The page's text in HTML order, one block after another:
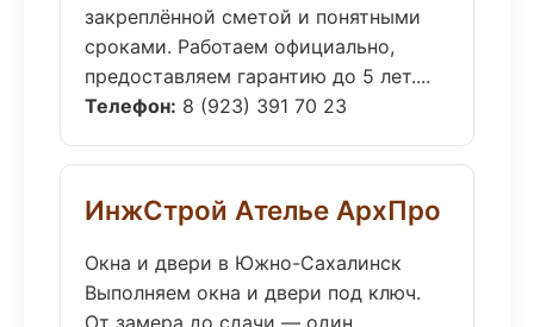
закреплённой сметой и понятными
сроками. Работаем официально,
предоставляем гарантию до 5 лет....
Телефон: 8 (923) 391 70 23
ИнжСтрой Ателье АрхПро
Окна и двери в Южно-Сахалинск
Выполняем окна и двери под ключ.
От замера до сдачи — один